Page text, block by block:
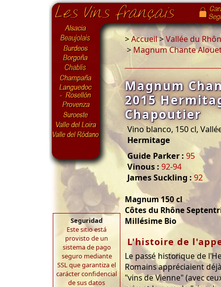
Seguridad
Este sitio está
provisto de un
sistema de pago
seguro mediante
SSL que garantiza el
carácter confidencial
de sus datos
>Accueil>Vallée du
> Magnum Chante
Magnum
2015
Chapoutier
Vino blanco, 150 cl,
Hermitage
Guide Parker : 95
Vinous : 92-94
James Suckling : 92
Magnum 150 cl
Côtes du Rhône
Millésime Bio
L'histoire de
Le passé historique de
Romains appréciaient
"vins de Vienne" (avec